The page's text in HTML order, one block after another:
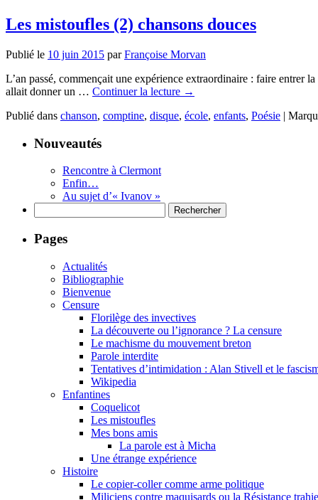
Les mistoufles (2) chansons douces
Publié le 10 juin 2015 par Françoise Morvan
L’an passé, commençait une expérience extraordinaire : faire entrer
allait donner un … Continuer la lecture →
Publié dans chanson, comptine, disque, école, enfants, Poésie |
Nouveautés
Rencontre à Clermont
Enfin…
Au sujet d’« Ivanov »
Pages
Actualités
Bibliographie
Bienvenue
Censure
Florilège des invectives
La découverte ou l’ignorance ? La censure
Le machisme du mouvement breton
Parole interdite
Tentatives d’intimidation : Alan Stivell et le
Wikipedia
Enfantines
Coquelicot
Les mistoufles
Mes bons amis
La parole est à Micha
Une étrange expérience
Histoire
Le copier-coller comme arme politique
Miliciens contre maquisards ou la Résistance trahie